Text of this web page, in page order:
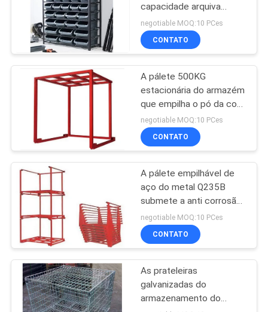
QUALIDADE
CONTACTE-
NOS
PEÇA
UMAS
CITAÇÕES
MAPA
DO
SITE
PRIVACY
POLICY
Prateleiras do
armazenamento do
armazém
Mostras da
ourivesaria
Cremalheira de
exposição dos
10
capacidade arquiva
cremalheiras do
armazenamento do
molde de
negotiable MOQ:10 PCes
CONTATO
A pálete 500KG
estacionária do armazém
que empilha o pó da cor
da cremalheira revestiu
negotiable MOQ:10 PCes
CONTATO
A pálete empilhável de
aço do metal Q235B
submete a anti corrosão
salvo o espaço
negotiable MOQ:10 PCes
CONTATO
As prateleiras
galvanizadas do
armazenamento do